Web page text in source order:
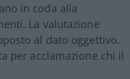
in coda alla
La valutazione
al dato oggettivo.
per acclamazione chi il